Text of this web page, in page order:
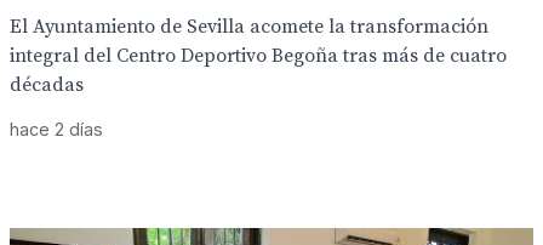
El Ayuntamiento de Sevilla acomete la transformación
integral del Centro Deportivo Begoña tras más de cuatro
décadas
hace 2 días